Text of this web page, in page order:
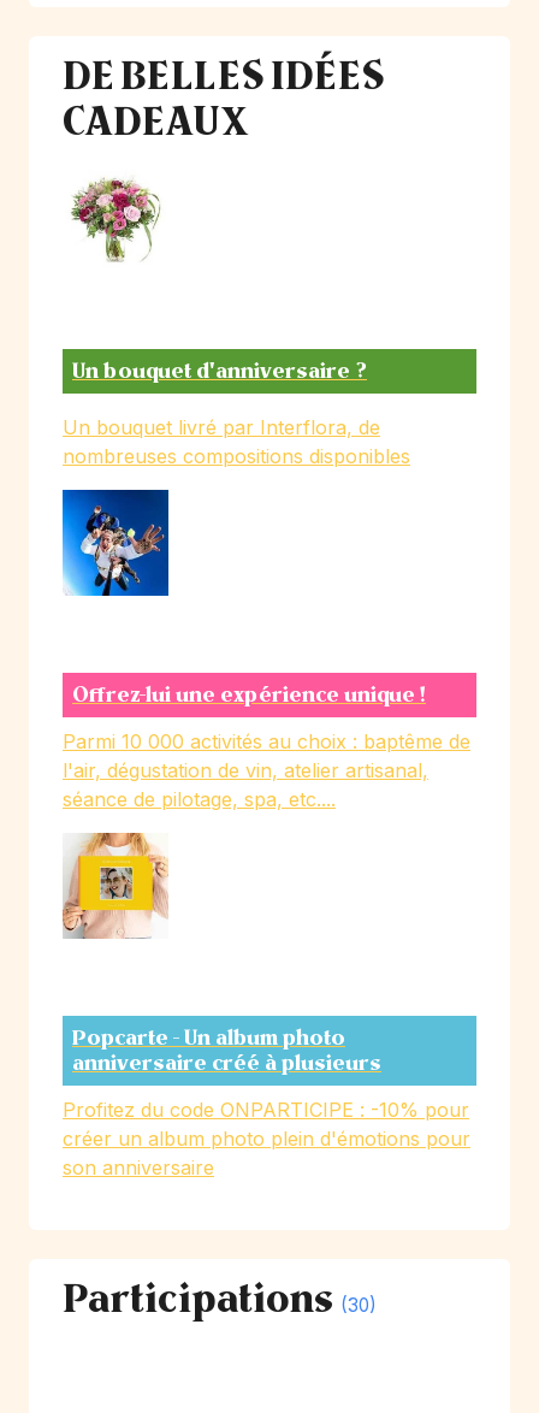
DE BELLES IDÉES
CADEAUX
Un bouquet d'anniversaire ?
Un bouquet livré par Interflora, de
nombreuses compositions disponibles
Offrez-lui une expérience unique !
Parmi 10 000 activités au choix : baptême de
l'air, dégustation de vin, atelier artisanal,
séance de pilotage, spa, etc....
Popcarte - Un album photo
anniversaire créé à plusieurs
Profitez du code ONPARTICIPE : -10% pour
créer un album photo plein d'émotions pour
son anniversaire
Participations (30)